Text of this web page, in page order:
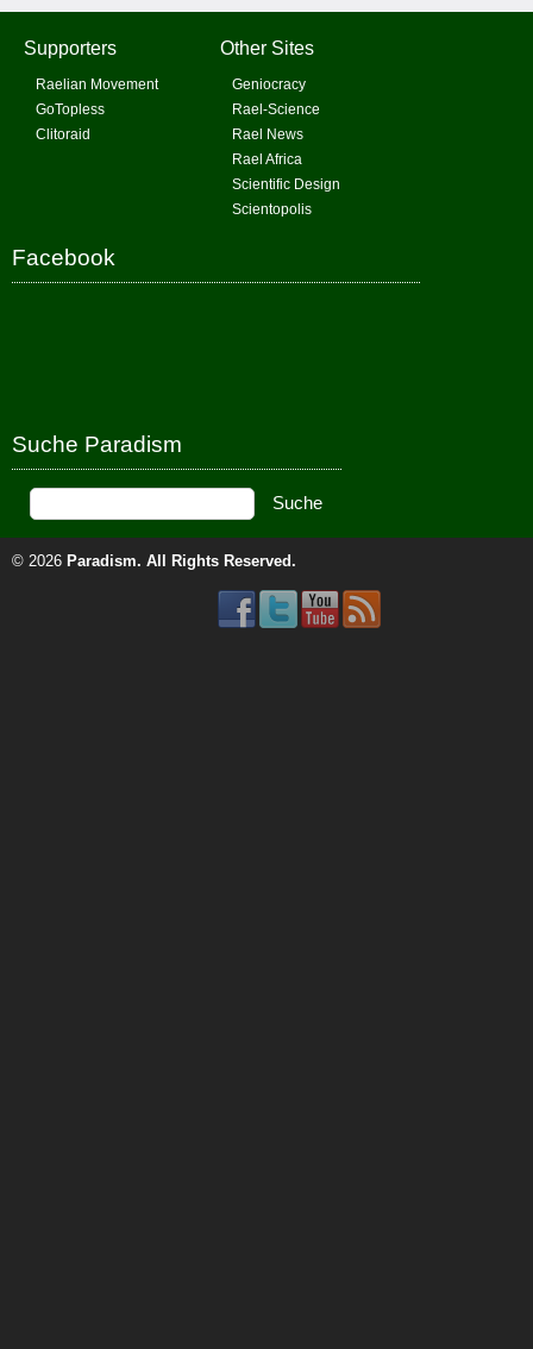
Supporters
Raelian Movement
GoTopless
Clitoraid
Other Sites
Geniocracy
Rael-Science
Rael News
Rael Africa
Scientific Design
Scientopolis
Facebook
Suche Paradism
© 2026 Paradism. All Rights Reserved.